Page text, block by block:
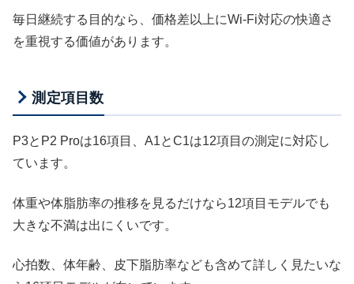
毎日継続する目的なら、価格差以上にWi-Fi対応の快適さ
を重視する価値があります。
測定項目数
P3とP2 Proは16項目、A1とC1は12項目の測定に対応し
ています。
体重や体脂肪率の推移を見るだけなら12項目モデルでも
大きな不満は出にくいです。
心拍数、体年齢、皮下脂肪率なども含めて詳しく見たいな